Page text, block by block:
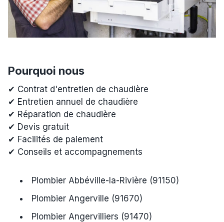
Pourquoi nous
✔ Contrat d'entretien de chaudière
✔ Entretien annuel de chaudière
✔ Réparation de chaudière
✔ Devis gratuit
✔ Facilités de paiement
✔ Conseils et accompagnements
Plombier Abbéville-la-Rivière (91150)
Plombier Angerville (91670)
Plombier Angervilliers (91470)